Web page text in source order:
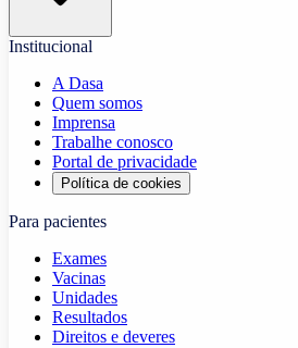
Institucional
A Dasa
Quem somos
Imprensa
Trabalhe conosco
Portal de privacidade
Política de cookies
Para pacientes
Exames
Vacinas
Unidades
Resultados
Direitos e deveres